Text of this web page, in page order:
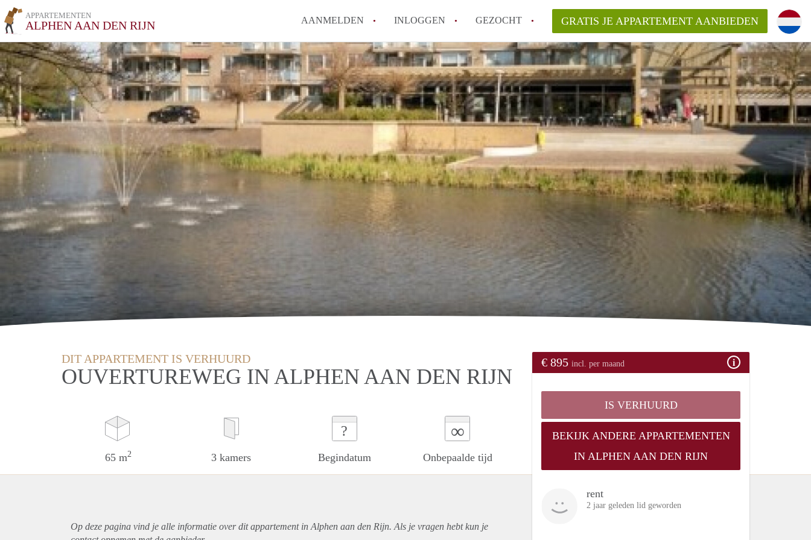
APPARTEMENTEN
ALPHEN AAN DEN RIJN AANMELDEN INLOGGEN GEZOCHT GRATIS JE APPARTEMENT AANBIEDEN
DIT APPARTEMENT IS VERHUURD
OUVERTUREWEG IN ALPHEN AAN DEN RIJN
65 m2 3 kamers
?
Begindatum
∞
Onbepaalde tijd
€ 895 incl. per maand
IS VERHUURD
BEKIJK ANDERE APPARTEMENTEN
IN ALPHEN AAN DEN RIJN
rent
2 jaar geleden lid geworden
Op deze pagina vind je alle informatie over ditappartementin Alphen aan den Rijn. Als je vragen hebt kun je